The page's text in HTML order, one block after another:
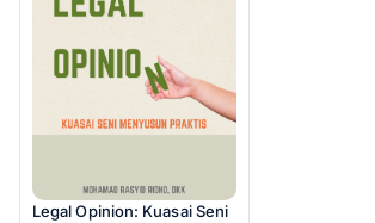
Legal Opinion: Kuasai Seni